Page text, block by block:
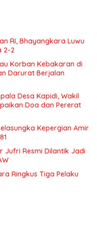
RI, Bhayangkara Luwu
2-2
Korban Kebakaran di
Darurat Berjalan
Desa Kapidi, Wakil
Doa dan Pererat
Kepergian Amir
Jufri Resmi Dilantik Jadi
Ringkus Tiga Pelaku